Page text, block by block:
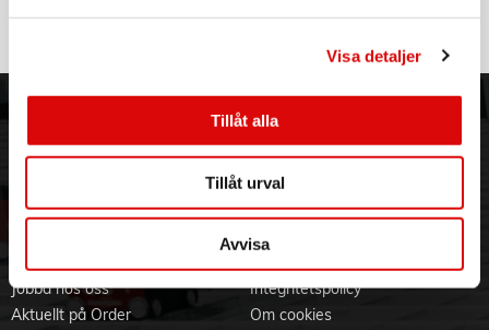
Visa detaljer
Tillåt alla
Tillåt urval
Avvisa
3PL
Vår historia
Visselblåsning
Jobba hos oss
Aktuellt på Order
KUNDTJÄNST
Allmänna villkor
Vanliga frågor
Service & Support
Ansökan om RMA
Godsefterlysning & Felleverans
Integritetspolicy
Om cookies